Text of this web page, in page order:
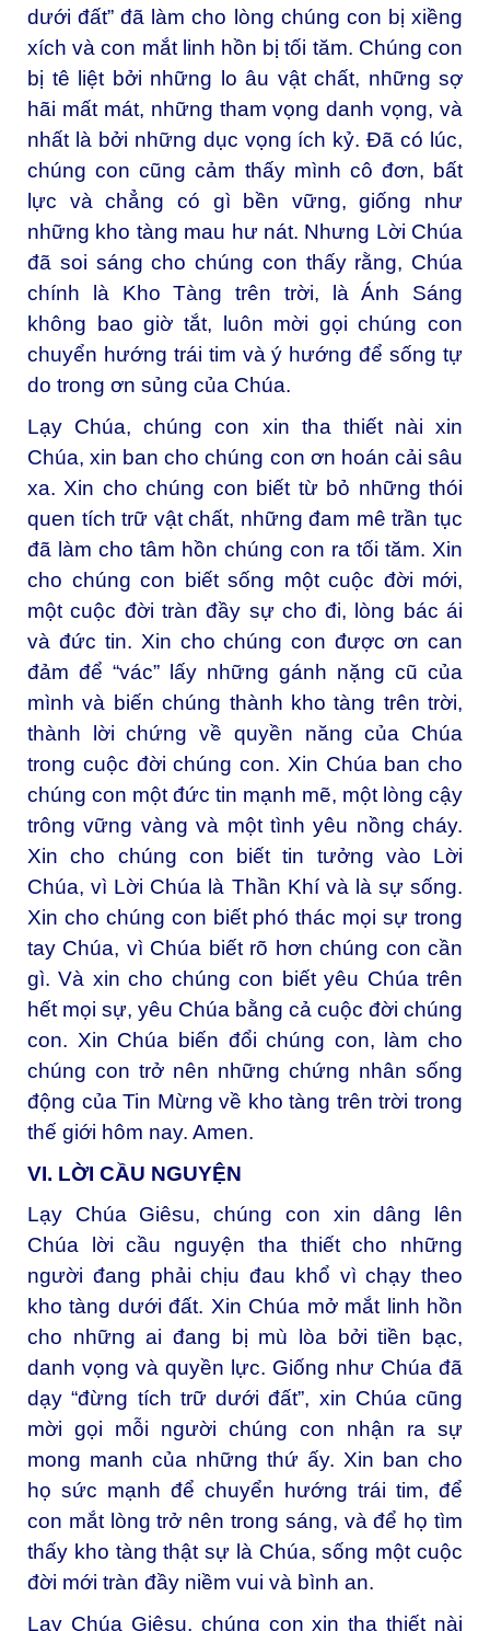
dưới đất” đã làm cho lòng chúng con bị xiềng
xích và con mắt linh hồn bị tối tăm. Chúng con
bị tê liệt bởi những lo âu vật chất, những sợ
hãi mất mát, những tham vọng danh vọng, và
nhất là bởi những dục vọng ích kỷ. Đã có lúc,
chúng con cũng cảm thấy mình cô đơn, bất
lực và chẳng có gì bền vững, giống như
những kho tàng mau hư nát. Nhưng Lời Chúa
đã soi sáng cho chúng con thấy rằng, Chúa
chính là Kho Tàng trên trời, là Ánh Sáng
không bao giờ tắt, luôn mời gọi chúng con
chuyển hướng trái tim và ý hướng để sống tự
do trong ơn sủng của Chúa.
Lạy Chúa, chúng con xin tha thiết nài xin
Chúa, xin ban cho chúng con ơn hoán cải sâu
xa. Xin cho chúng con biết từ bỏ những thói
quen tích trữ vật chất, những đam mê trần tục
đã làm cho tâm hồn chúng con ra tối tăm. Xin
cho chúng con biết sống một cuộc đời mới,
một cuộc đời tràn đầy sự cho đi, lòng bác ái
và đức tin. Xin cho chúng con được ơn can
đảm để “vác” lấy những gánh nặng cũ của
mình và biến chúng thành kho tàng trên trời,
thành lời chứng về quyền năng của Chúa
trong cuộc đời chúng con. Xin Chúa ban cho
chúng con một đức tin mạnh mẽ, một lòng cậy
trông vững vàng và một tình yêu nồng cháy.
Xin cho chúng con biết tin tưởng vào Lời
Chúa, vì Lời Chúa là Thần Khí và là sự sống.
Xin cho chúng con biết phó thác mọi sự trong
tay Chúa, vì Chúa biết rõ hơn chúng con cần
gì. Và xin cho chúng con biết yêu Chúa trên
hết mọi sự, yêu Chúa bằng cả cuộc đời chúng
con. Xin Chúa biến đổi chúng con, làm cho
chúng con trở nên những chứng nhân sống
động của Tin Mừng về kho tàng trên trời trong
thế giới hôm nay. Amen.
VI. LỜI CẦU NGUYỆN
Lạy Chúa Giêsu, chúng con xin dâng lên
Chúa lời cầu nguyện tha thiết cho những
người đang phải chịu đau khổ vì chạy theo
kho tàng dưới đất. Xin Chúa mở mắt linh hồn
cho những ai đang bị mù lòa bởi tiền bạc,
danh vọng và quyền lực. Giống như Chúa đã
dạy “đừng tích trữ dưới đất”, xin Chúa cũng
mời gọi mỗi người chúng con nhận ra sự
mong manh của những thứ ấy. Xin ban cho
họ sức mạnh để chuyển hướng trái tim, để
con mắt lòng trở nên trong sáng, và để họ tìm
thấy kho tàng thật sự là Chúa, sống một cuộc
đời mới tràn đầy niềm vui và bình an.
Lạy Chúa Giêsu, chúng con xin tha thiết nài